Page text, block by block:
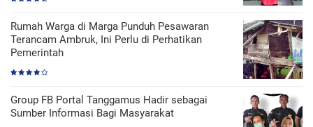
Rumah Warga di Marga Punduh Pesawaran
Terancam Ambruk, Ini Perlu di Perhatikan
Pemerintah
Group FB Portal Tanggamus Hadir sebagai
Sumber Informasi Bagi Masyarakat